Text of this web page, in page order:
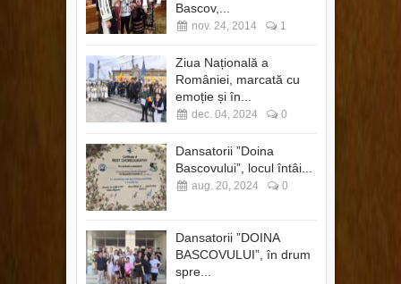
Bascov,...
nov. 24, 2014 1
Ziua Națională a
României, marcată cu
emoție și în...
dec. 04, 2024 0
Dansatorii ”Doina
Bascovului”, locul întâi...
aug. 20, 2024 0
Dansatorii ”DOINA
BASCOVULUI”, în drum
spre...